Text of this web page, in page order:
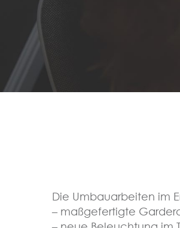
Die Umbauarbeiten im
– maßgefertigte